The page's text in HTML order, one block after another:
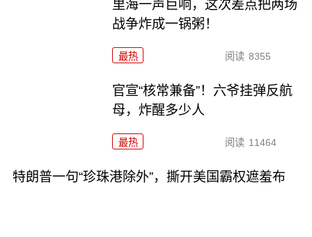
里海一声巨响，这次差点把两场
战争炸成一锅粥！
最热 阅读 8355
官宣“核常兼备”！六爷挂弹反航
母，炸醒多少人
最热 阅读 11464
特朗普一句“珍珠港除外”，撕开美国霸权遮羞布